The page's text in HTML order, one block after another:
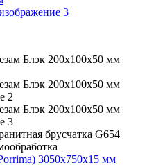
брусчатка G654